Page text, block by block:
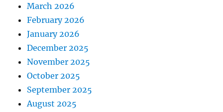
March 2026
February 2026
January 2026
December 2025
November 2025
October 2025
September 2025
August 2025